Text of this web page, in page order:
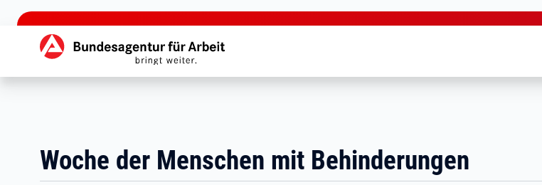
zu den Hauptinhalten springen
Hauptnavigation
Woche der Menschen mit Behinderungen